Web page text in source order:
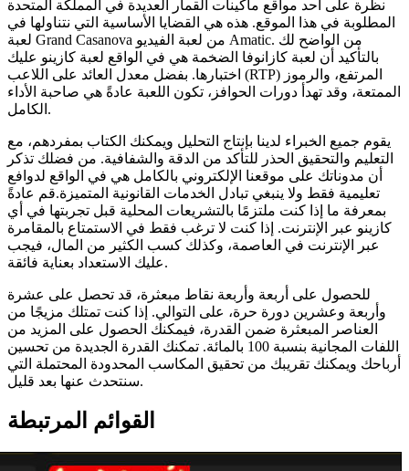
نظرة على أحد مواقع ماكينات القمار العديدة في المملكة المتحدة
المطلوبة في هذا الموقع. هذه هي القضايا الأساسية التي نتناولها في
لعبة Grand Casanova من لعبة الفيديو Amatic. من الواضح لك
بالتأكيد أن لعبة كازانوفا الضخمة هي في الواقع لعبة كازينو عليك
اختبارها. بفضل معدل العائد على اللاعب (RTP) المرتفع، والرموز
الممتعة، وقد تهدأ دورات الحوافز، تكون اللعبة عادةً هي صاحبة الأداء
الكامل.
يقوم جميع الخبراء لدينا بإنتاج التحليل ويمكنك الكتاب بمفردهم، مع
التعليم والتحقيق الحذر للتأكد من الدقة والشفافية. من فضلك تذكر
أن مدوناتك على موقعنا الإلكتروني بالكامل هي في الواقع لدوافع
تعليمية فقط ولا ينبغي تبادل الخدمات القانونية المتميزة.قم عادةً
بمعرفة ما إذا كنت ملتزمًا بالتشريعات المحلية قبل تجربتها في أي
كازينو عبر الإنترنت. إذا كنت لا ترغب فقط في الاستمتاع بالمقامرة
عبر الإنترنت في العاصمة، وكذلك كسب الكثير من المال، فيجب
عليك الاستعداد بعناية فائقة.
للحصول على أربعة وأربعة نقاط مبعثرة، قد تحصل على عشرة
وأربعة وعشرين دورة حرة، على التوالي. إذا كنت تمتلك مزيجًا من
العناصر المبعثرة ضمن القدرة، فيمكنك الحصول على المزيد من
اللفات المجانية بنسبة 100 بالمائة. تمكنك القدرة الجديدة من تحسين
أرباحك ويمكنك تقريبك من تحقيق المكاسب المحدودة المحتملة التي
سنتحدث عنها بعد قليل.
القوائم المرتبطة